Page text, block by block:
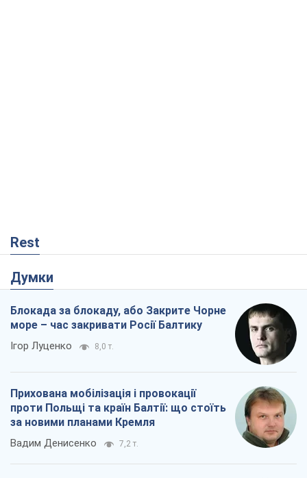
Rest
Думки
Блокада за блокаду, або Закрите Чорне
море – час закривати Росії Балтику
Ігор Луценко 8,0 т.
Прихована мобілізація і провокації
проти Польщі та країн Балтії: що стоїть
за новими планами Кремля
Вадим Денисенко 7,2 т.